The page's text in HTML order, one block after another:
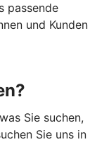
passende
und Kunden
Sie suchen,
Sie uns in